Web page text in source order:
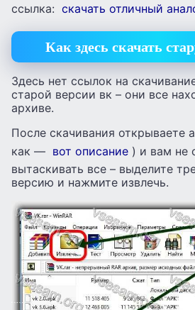
ссылка: скачать отличный
Как здесь скачать
Здесь нет ссылок на
старой версии вк – они все
архиве.
После скачивания открываете
как — вот описание ) и вам не
вытаскивать все – выделите
версию и нажмите извлечь.